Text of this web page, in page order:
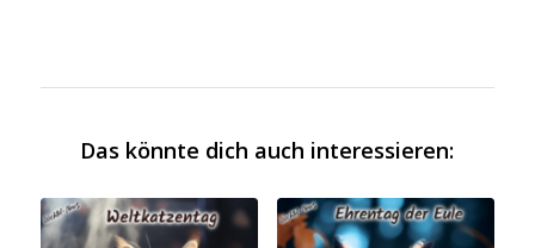
Das könnte dich auch interessieren: